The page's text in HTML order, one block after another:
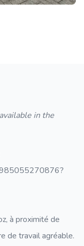
in the
à proximité de
de travail agréable.